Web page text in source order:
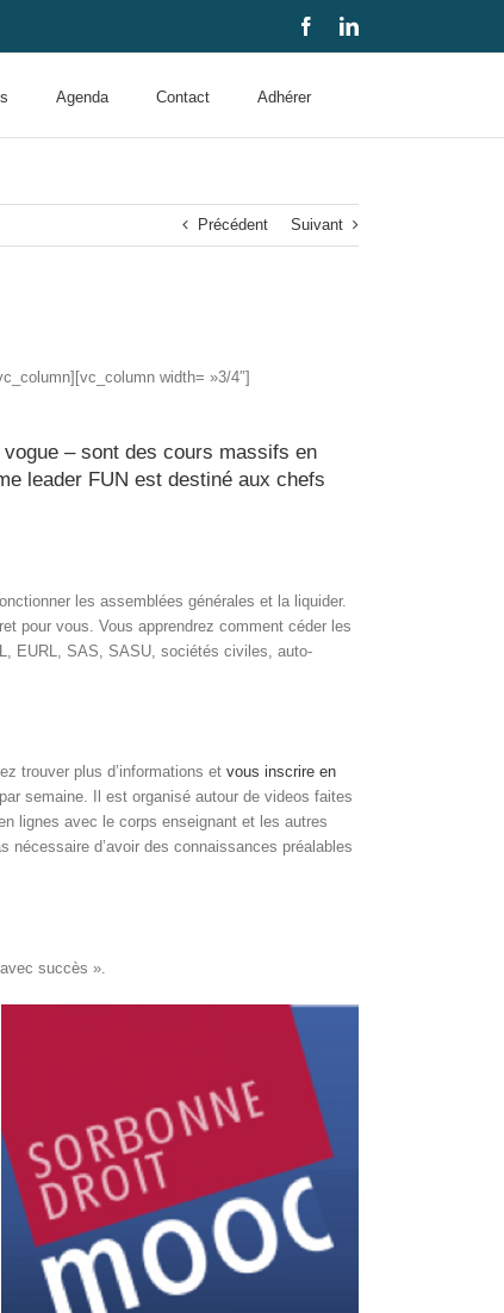
FacebookLinkedIn
Agenda Contact Adhérer
Précédent Suivant
width= »3/4″]
– sont des cours massifs en
leader FUN est destiné aux chefs
les assemblées générales et la liquider.
pour vous. Vous apprendrez comment céder les
EURL, SAS, SASU, sociétés civiles, auto-
trouver plus d’informations et vous inscrire en
semaine. Il est organisé autour de videos faites
lignes avec le corps enseignant et les autres
nécessaire d’avoir des connaissances préalables
succès ».